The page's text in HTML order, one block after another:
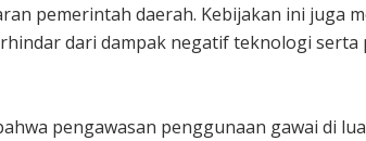
pemerintah daerah. Kebijakan ini juga
dari dampak negatif teknologi serta
pengawasan penggunaan gawai di